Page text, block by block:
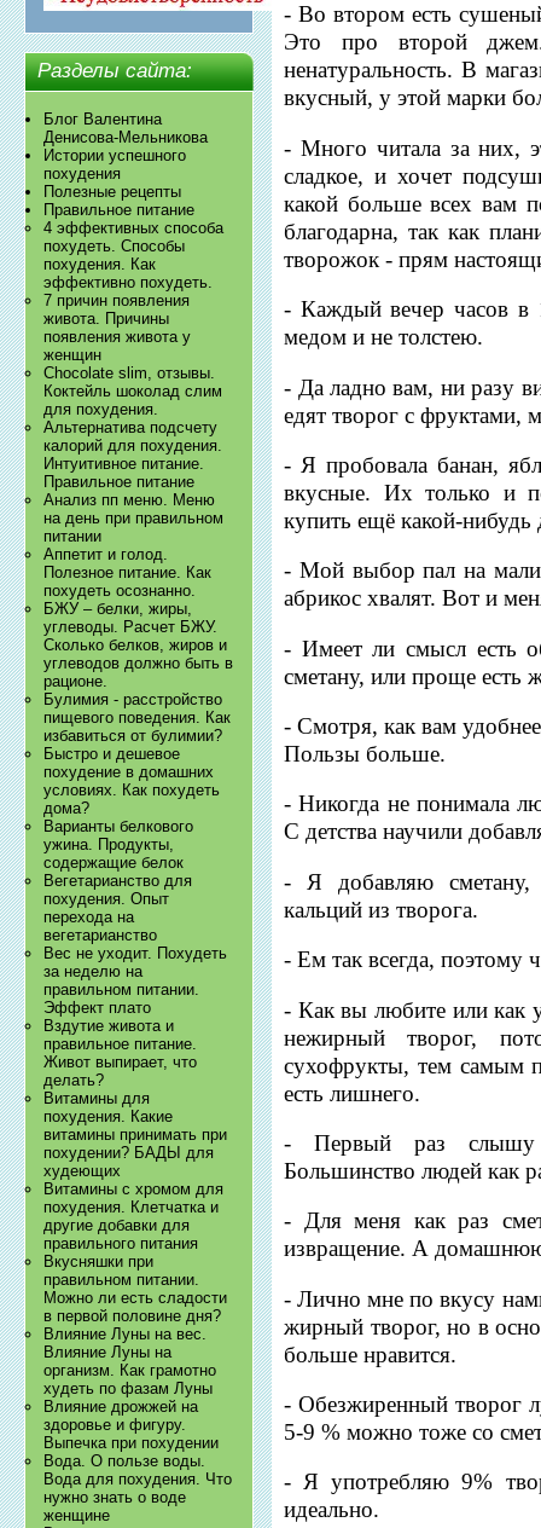
Разделы сайта:
Блог Валентина
Денисова-Мельникова
Истории успешного
похудения
Полезные рецепты
Правильное питание
4 эффективных способа
похудеть. Способы
похудения. Как
эффективно похудеть.
7 причин появления
живота. Причины
появления живота у
женщин
Chocolate slim, отзывы.
Коктейль шоколад слим
для похудения.
Альтернатива подсчету
калорий для похудения.
Интуитивное питание.
Правильное питание
Анализ пп меню. Меню
на день при правильном
питании
Аппетит и голод.
Полезное питание. Как
похудеть осознанно.
БЖУ – белки, жиры,
углеводы. Расчет БЖУ.
Сколько белков, жиров и
углеводов должно быть в
рационе.
Булимия - расстройство
пищевого поведения. Как
избавиться от булимии?
Быстро и дешевое
похудение в домашних
условиях. Как похудеть
дома?
Варианты белкового
ужина. Продукты,
содержащие белок
Вегетарианство для
похудения. Опыт
перехода на
вегетарианство
Вес не уходит. Похудеть
за неделю на
правильном питании.
Эффект плато
Вздутие живота и
правильное питание.
Живот выпирает, что
делать?
Витамины для
похудения. Какие
витамины принимать при
похудении? БАДЫ для
худеющих
Витамины с хромом для
похудения. Клетчатка и
другие добавки для
правильного питания
Вкусняшки при
правильном питании.
Можно ли есть сладости
в первой половине дня?
Влияние Луны на вес.
Влияние Луны на
организм. Как грамотно
худеть по фазам Луны
Влияние дрожжей на
здоровье и фигуру.
Выпечка при похудении
Вода. О пользе воды.
Вода для похудения. Что
нужно знать о воде
женщине
- Во втором есть
Это про второй
ненатуральность. В
вкусный, у этой марки
- Много читала за них,
сладкое, и хочет
какой больше всех вам
благодарна, так как
творожок - прям
- Каждый вечер часов
медом и не толстею.
- Да ладно вам, ни разу
едят творог с фруктами,
- Я пробовала банан,
вкусные. Их только и
купить ещё какой-нибудь
- Мой выбор пал на
абрикос хвалят. Вот и
- Имеет ли смысл есть
сметану, или проще есть
- Смотря, как вам
Пользы больше.
- Никогда не понимала
С детства научили
- Я добавляю сметану,
кальций из творога.
- Ем так всегда, поэтому
- Как вы любите или как
нежирный творог,
сухофрукты, тем самым
есть лишнего.
- Первый раз слышу
Большинство людей как
- Для меня как раз
извращение. А домашнюю
- Лично мне по вкусу
жирный творог, но в
больше нравится.
- Обезжиренный творог
5-9 % можно тоже со
- Я употребляю 9%
идеально.